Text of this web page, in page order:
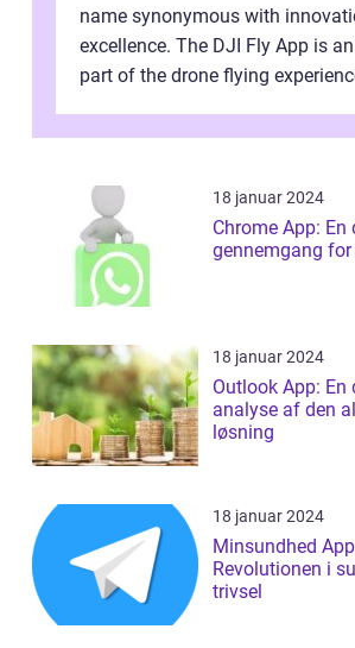
name synonymous with
excellence. The DJI Fly App is
part of the drone flying
18 januar 2024
Chrome App: En
gennemgang
18 januar 2024
Outlook App: En
analyse af den
løsning
18 januar 2024
Minsundhed
Revolutionen i
trivsel